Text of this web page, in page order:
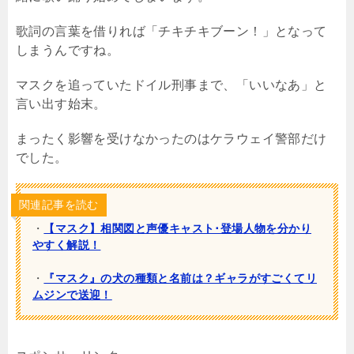
歌詞の言葉を借りれば「チキチキブーン！」となって
しまうんですね。
マスクを追っていたドイル刑事まで、「いいなあ」と
言い出す始末。
まったく影響を受けなかったのはケラウェイ警部だけ
でした。
関連記事を読む
・
【マスク】相関図と声優キャスト･登場人物を分かり
やすく解説！
・
『マスク』の犬の種類と名前は？ギャラがすごくてリ
ムジンで送迎！